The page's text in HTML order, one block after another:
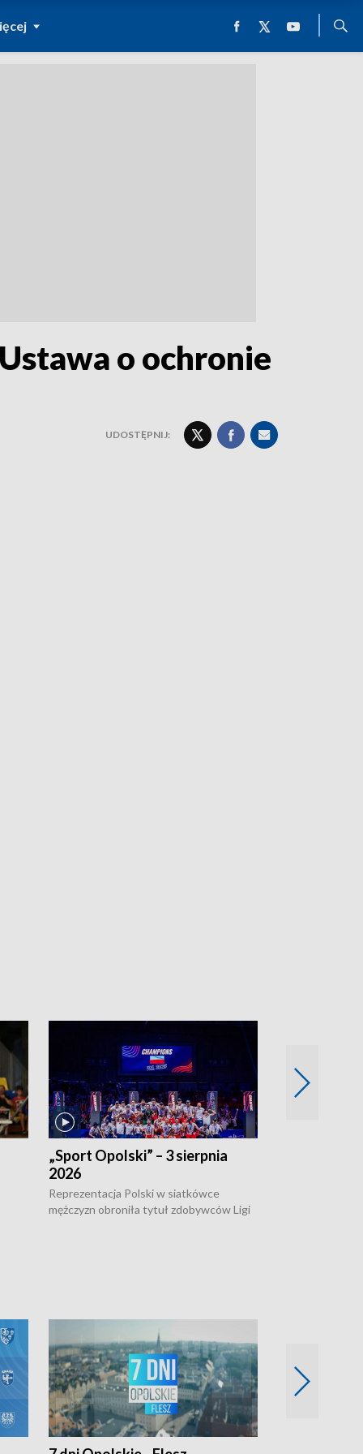
o ochronie
UDOSTĘPNIJ:
„Sport Opolski” – 3 sierpnia
2026
Reprezentacja Polski w siatkówce
mężczyzn obroniła tytuł zdobywców Ligi